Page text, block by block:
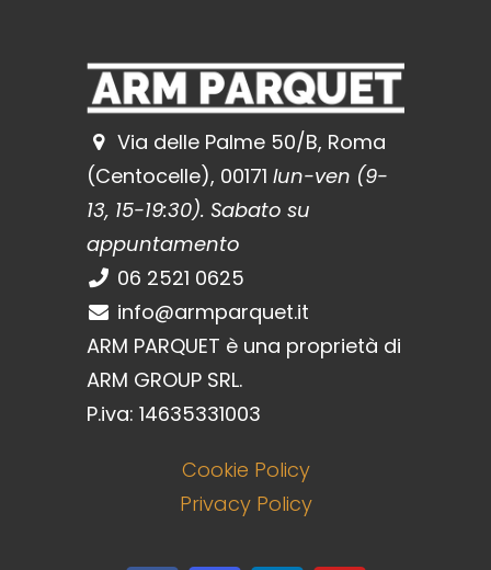
Via delle Palme 50/B, Roma
(Centocelle), 00171 lun-ven (9-
13, 15-19:30). Sabato su
appuntamento
06 2521 0625
info@armparquet.it
ARM PARQUET è una proprietà di
ARM GROUP SRL.
P.iva: 14635331003
Cookie Policy
Privacy Policy